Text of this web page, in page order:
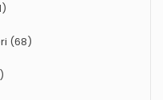
(68)